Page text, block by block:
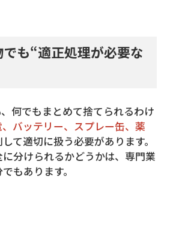
も“適正処理が必要な
何でもまとめて捨てられるわけ
、バッテリー、スプレー缶、薬
て適切に扱う必要があります。
分けられるかどうかは、専門業
もあります。